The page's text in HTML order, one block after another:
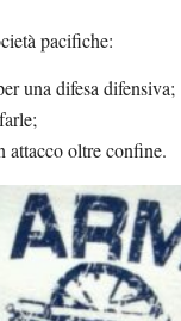
pacifiche:
una difesa difensiva;
attacco oltre confine.